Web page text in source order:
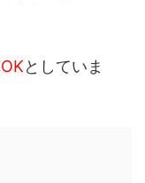
としていま